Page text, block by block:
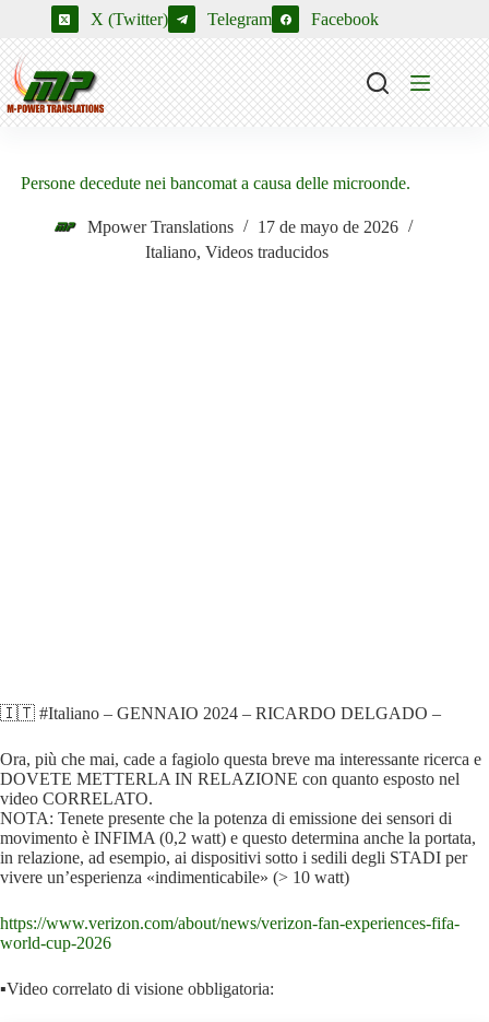
contenido
X (Twitter) Telegram Facebook
Persone decedute nei bancomat a causa delle microonde.
Mpower Translations
17 de mayo de 2026
Italiano,Videos traducidos
🇮🇹 #Italiano – GENNAIO 2024 – RICARDO DELGADO –
Ora, più che mai, cade a fagiolo questa breve ma interessante ricerca e
DOVETE METTERLA IN RELAZIONE con quanto esposto nel
video CORRELATO.
NOTA: Tenete presente che la potenza di emissione dei sensori di
movimento è INFIMA (0,2 watt) e questo determina anche la portata,
in relazione, ad esempio, ai dispositivi sotto i sedili degli STADI per
vivere un’esperienza «indimenticabile» (> 10 watt)
https://www.verizon.com/about/news/verizon-fan-experiences-fifa-
world-cup-2026
▪️Video correlato di visione obbligatoria: